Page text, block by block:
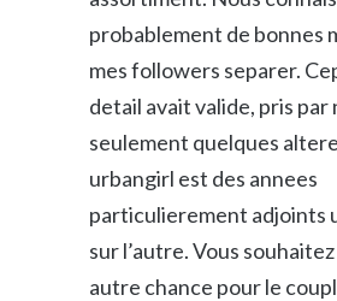
probablement de bonnes
mes followers separer.
detail avait valide, pris par
seulement quelques
urbangirl est des annees
particulierement adjoints
sur l’autre. Vous
autre chance pour le